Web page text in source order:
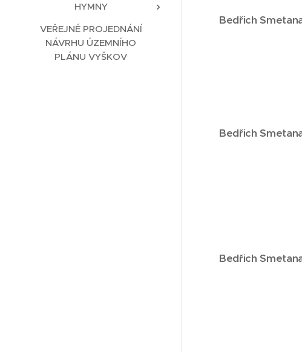
HYMNY
VEŘEJNÉ PROJEDNÁNÍ
NÁVRHU ÚZEMNÍHO
PLÁNU VYŠKOV
Bedřich
Bedřich
Bedřich